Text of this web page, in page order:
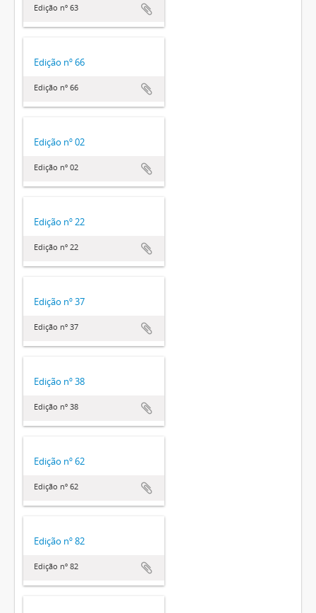
Edição nº 63
Edição nº 66
Edição nº 66
Edição nº 02
Edição nº 02
Edição nº 22
Edição nº 22
Edição nº 37
Edição nº 37
Edição nº 38
Edição nº 38
Edição nº 62
Edição nº 62
Edição nº 82
Edição nº 82